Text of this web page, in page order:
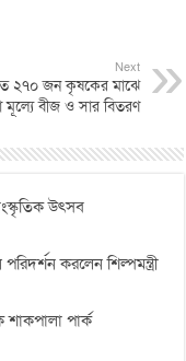
Next
২৭০ জন কৃষকের মাঝে
মূল্যে বীজ ও সার বিতরণ
উৎসব
করলেন শিল্পমন্ত্রী
পার্ক